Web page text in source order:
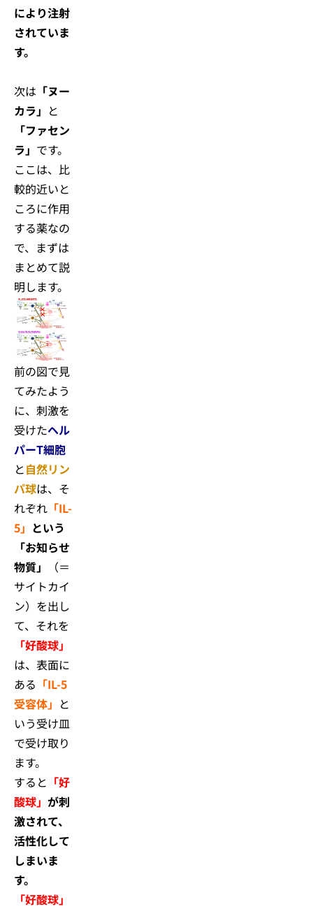
により注射
されていま
す。
次は 「ヌー
カラ」 と
「ファセン
ラ」 です。
ここは、比
較的近いと
ころに作用
する薬なの
で、まずは
まとめて説
明します。
前の図で見
てみたよう
に、刺激を
受けたヘル
パーT細胞
と自然リン
パ球は、そ
れぞれ 「IL-
5」 という
「お知らせ
物質」
（＝
サイトカイ
ン）を出し
て、それを
「好酸球」
は、表面に
ある 「IL-5
受容体」 と
いう受け皿
で受け取り
ます。
すると 「好
酸球」 が刺
激されて、
活性化して
しまいま
す。
「好酸球」